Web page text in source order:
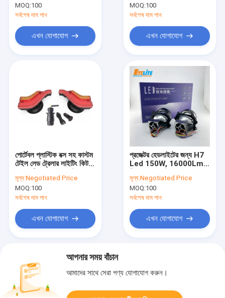
MOQ:100
সর্বশেষ দাম পান
এখন যোগাযোগ
MOQ:100
সর্বশেষ দাম পান
এখন যোগাযোগ
পোর্টেবল প্লাস্টিক বক্স সহ কাস্টম
টেইল লেড ট্রেলার লাইটিং কিট
লাইট
মূল্য:Negotiated Price
MOQ:100
সর্বশেষ দাম পান
এখন যোগাযোগ
প্রজেক্টর হেডলাইটের জন্য H7
Led 150W, 16000Lm
মূল্য:Negotiated Price
MOQ:100
সর্বশেষ দাম পান
এখন যোগাযোগ
আপনার সময় বাঁচান
আমাদের সাথে সেরা পণ্য যোগাযোগ করুন।